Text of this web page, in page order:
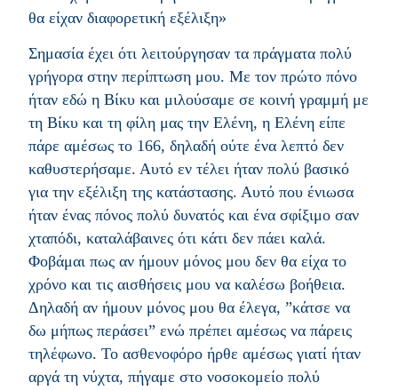
θα είχαν διαφορετική εξέλιξη»
Σημασία έχει ότι λειτούργησαν τα πράγματα πολύ
γρήγορα στην περίπτωση μου. Με τον πρώτο πόνο
ήταν εδώ η Βίκυ και μιλούσαμε σε κοινή γραμμή με
τη Βίκυ και τη φίλη μας την Ελένη, η Ελένη είπε
πάρε αμέσως το 166, δηλαδή ούτε ένα λεπτό δεν
καθυστερήσαμε. Αυτό εν τέλει ήταν πολύ βασικό
για την εξέλιξη της κατάστασης. Αυτό που ένιωσα
ήταν ένας πόνος πολύ δυνατός και ένα σφίξιμο σαν
χταπόδι, καταλάβαινες ότι κάτι δεν πάει καλά.
Φοβάμαι πως αν ήμουν μόνος μου δεν θα είχα το
χρόνο και τις αισθήσεις μου να καλέσω βοήθεια.
Δηλαδή αν ήμουν μόνος μου θα έλεγα, ”κάτσε να
δω μήπως περάσει” ενώ πρέπει αμέσως να πάρεις
τηλέφωνο. Το ασθενοφόρο ήρθε αμέσως γιατί ήταν
αργά τη νύχτα, πήγαμε στο νοσοκομείο πολύ